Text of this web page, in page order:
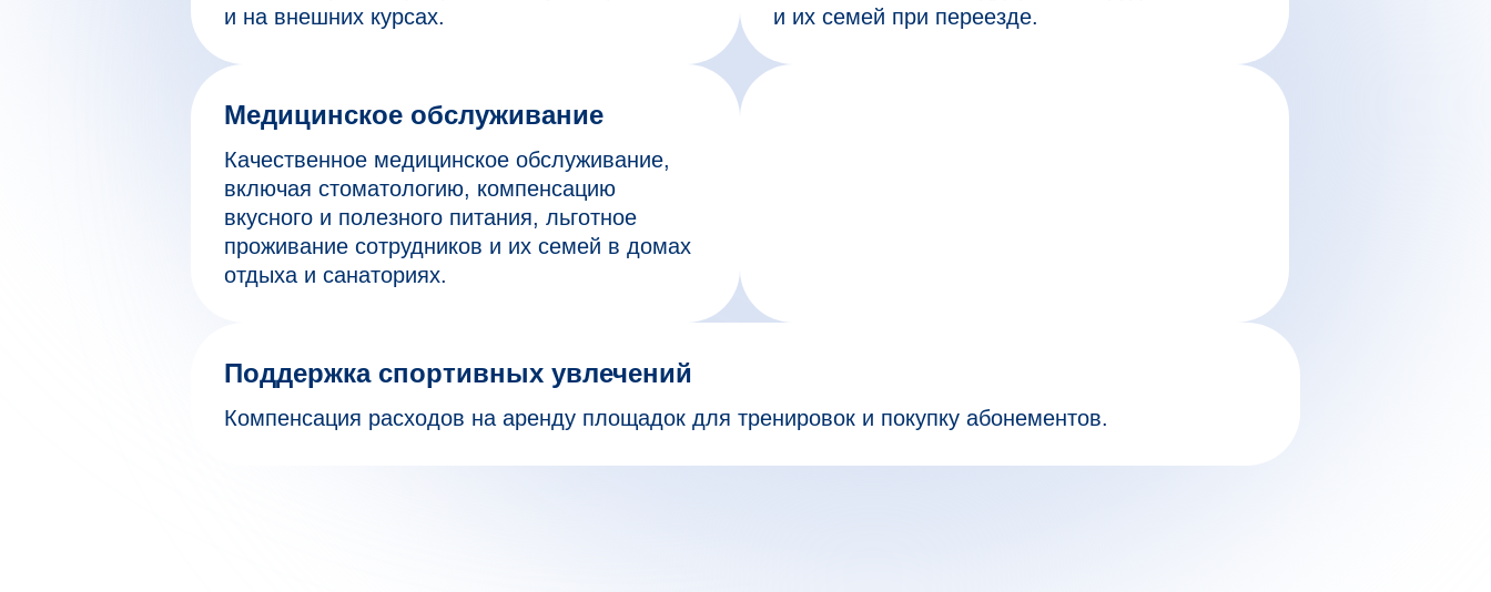
и на внешних курсах.
и их семей при переезде.
Медицинское обслуживание
Качественное медицинское обслуживание,
включая стоматологию, компенсацию
вкусного и полезного питания, льготное
проживание сотрудников и их семей в домах
отдыха и санаториях.
Поддержка спортивных увлечений
Компенсация расходов на аренду площадок для тренировок и покупку абонементов.